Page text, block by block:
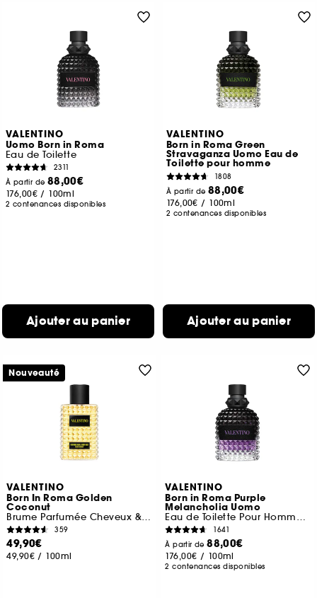
VALENTINO
Uomo Born in Roma
Eau de Toilette
2311
À partir de 88,00€
176,00€ / 100ml
2 contenances disponibles
Ajouter au panier
VALENTINO
Born in Roma Green
Stravaganza Uomo Eau de
Toilette pour homme
1808
À partir de 88,00€
176,00€ / 100ml
2 contenances disponibles
Ajouter au panier
VALENTINO
Born In Roma Golden
Coconut
Brume Parfumée Cheveux & Corps
359
49,90€
49,90€ / 100ml
Nouveauté
VALENTINO
Born in Roma Purple
Melancholia Uomo
Eau de Toilette Pour Homme Ambrée Boisée
1641
À partir de88,00€
176,00€ / 100ml
2 contenances disponibles